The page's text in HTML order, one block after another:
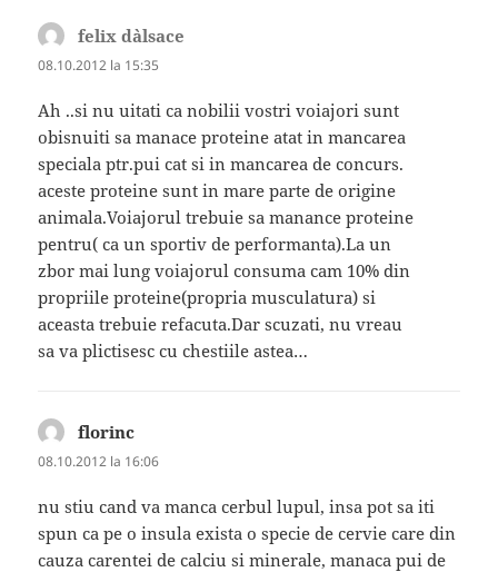
felix d`alsace
08.10.2012 la 15:35
Ah ..si nu uitati ca nobilii vostri voiajori sunt
obisnuiti sa manace proteine atat in mancarea
speciala ptr.pui cat si in mancarea de concurs.
aceste proteine sunt in mare parte de origine
animala.Voiajorul trebuie sa manance proteine
pentru( ca un sportiv de performanta).La un
zbor mai lung voiajorul consuma cam 10% din
propriile proteine(propria musculatura) si
aceasta trebuie refacuta.Dar scuzati, nu vreau
sa va plictisesc cu chestiile astea…
florinc
08.10.2012 la 16:06
nu stiu cand va manca cerbul lupul, insa pot sa iti
spun ca pe o insula exista o specie de cervie care din
cauza carentei de calciu si minerale, manaca pui de